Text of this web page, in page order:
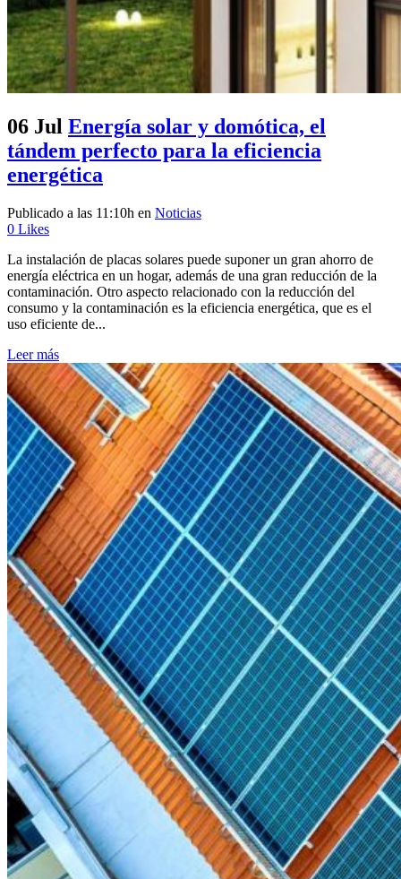
06 Jul Energía solar y domótica, el
tándem perfecto para la eficiencia
energética
Publicado a las 11:10h en Noticias
0 Likes
La instalación de placas solares puede suponer un gran ahorro de
energía eléctrica en un hogar, además de una gran reducción de la
contaminación. Otro aspecto relacionado con la reducción del
consumo y la contaminación es la eficiencia energética, que es el
uso eficiente de...
Leer más